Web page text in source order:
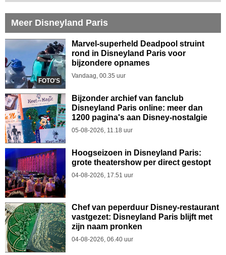
Meer Disneyland Paris
FOTO'S
Marvel-superheld Deadpool struint
rond in Disneyland Paris voor
bijzondere opnames
Vandaag, 00.35 uur
Bijzonder archief van fanclub
Disneyland Paris online: meer dan
1200 pagina's aan Disney-nostalgie
05-08-2026, 11.18 uur
Hoogseizoen in Disneyland Paris:
grote theatershow per direct gestopt
04-08-2026, 17.51 uur
Chef van peperduur Disney-restaurant
vastgezet: Disneyland Paris blijft met
zijn naam pronken
04-08-2026, 06.40 uur